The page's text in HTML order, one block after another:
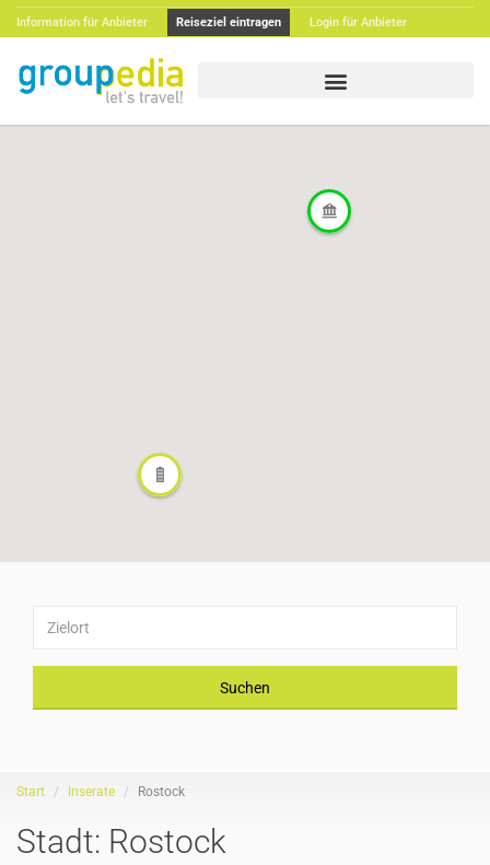
Information für Anbieter Reiseziel eintragen Login für Anbieter
Suchen
Start Inserate Rostock
Stadt: Rostock